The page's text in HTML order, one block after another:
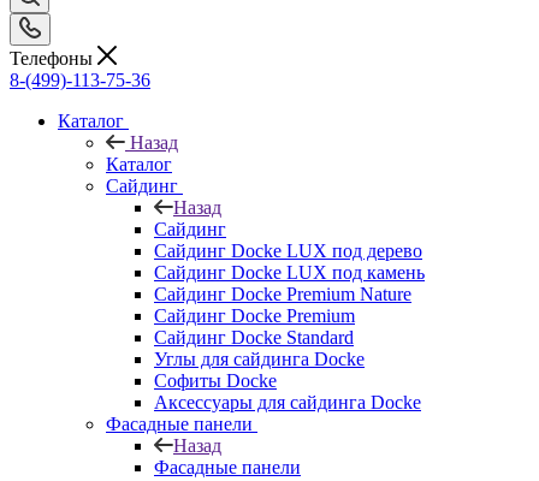
Телефоны
8-(499)-113-75-36
Каталог
Назад
Каталог
Сайдинг
Назад
Сайдинг
Сайдинг Docke LUX под дерево
Сайдинг Docke LUX под камень
Сайдинг Docke Premium Nature
Сайдинг Docke Premium
Сайдинг Docke Standard
Углы для сайдинга Docke
Софиты Docke
Аксессуары для сайдинга Docke
Фасадные панели
Назад
Фасадные панели